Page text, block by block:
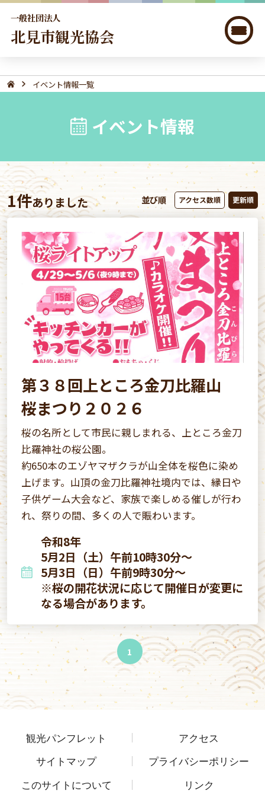
一般社団法人
北見市観光協会
イベント情報一覧
イベント情報
1件ありました 並び順 アクセス数順 更新順
第３８回上ところ金刀比羅山
桜まつり２０２６
桜の名所として市民に親しまれる、上ところ金刀
比羅神社の桜公園。
約650本のエゾヤマザクラが山全体を桜色に染め
上げます。山頂の金刀比羅神社境内では、縁日や
子供ゲーム大会など、家族で楽しめる催しが行わ
れ、祭りの間、多くの人で賑わいます。
令和8年
5月2日（土）午前10時30分～
5月3日（日）午前9時30分～
※桜の開花状況に応じて開催日が変更に
なる場合があります。
1
観光パンフレット
アクセス
サイトマップ
プライバシーポリシー
このサイトについて
リンク